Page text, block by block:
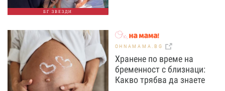
БГ ЗВЕЗДИ
OHNAMAMA.BG
Хранене по време на
бременност с близнаци:
Какво трябва да знаете